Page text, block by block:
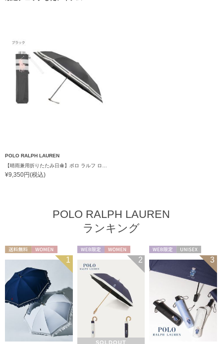
POLO RALPH LAUREN
¥9,350円(税込)
POLO RALPH LAUREN
ランキング
1 2
SOLDOUT
3